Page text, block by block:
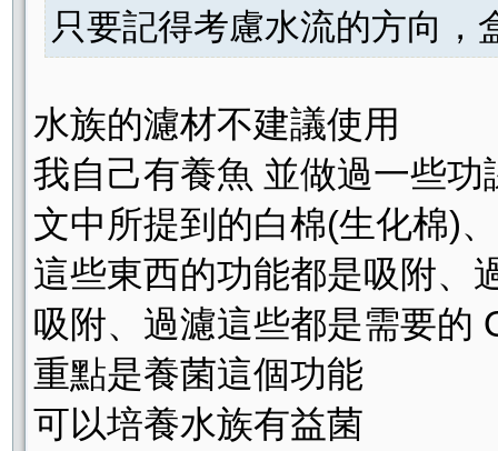
只要記得考慮水流的方向
水族的濾材不建議使用
我自己有養魚 並做過一些功
文中所提到的白棉(生化棉)
這些東西的功能都是吸附、
吸附、過濾這些都是需要的
重點是養菌這個功能
可以培養水族有益菌